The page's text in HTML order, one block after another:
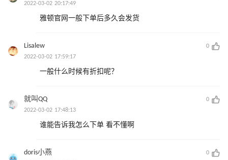
2022-03-02 20:17:49
雅顿官网一般下单后多久会发货
Lisalew
0
2022-03-02 17:59:17
一般什么时候有折扣呢？
就叫QQ
0
2022-03-02 17:48:13
谁能告诉我怎么下单 看不懂啊
doris小燕
0